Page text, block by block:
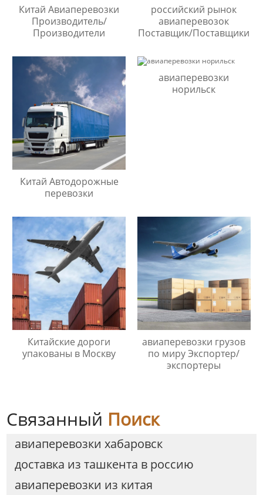
Китай Авиаперевозки
Производитель/
Производители
российский рынок
авиаперевозок
Поставщик/Поставщики
Китай Автодорожные
перевозки
авиаперевозки
норильск
Китайские дороги
упакованы в Москву
авиаперевозки грузов
по миру Экспортер/
экспортеры
Связанный Поиск
авиаперевозки хабаровск
доставка из ташкента в россию
авиаперевозки из китая